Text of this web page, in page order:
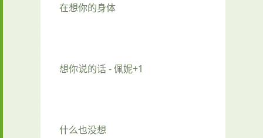
在想你的身体
想你说的话 - 佩妮+1
什么也没想